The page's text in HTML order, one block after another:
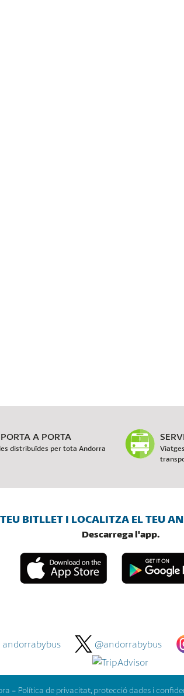
A PORTA
distribuïdes per tota Andorra
BITLLET I LOCALITZA EL TEU
Descarrega l'app.
andorrabybus @andorrabybus
- Política de privacitat, protecció dades i